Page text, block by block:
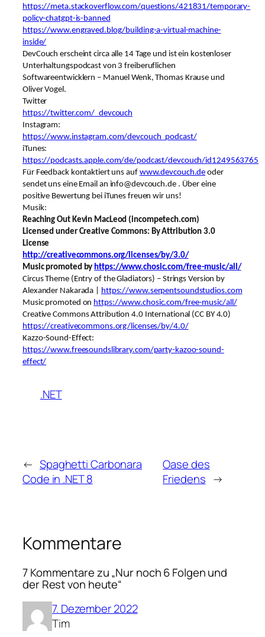
https://meta.stackoverflow.com/questions/421831/temporary-
policy-chatgpt-is-banned
https://www.engraved.blog/building-a-virtual-machine-
inside/
DevCouch erscheint circa alle 14 Tage und ist ein kostenloser
Unterhaltungspodcast von 3 freiberuflichen
Softwareentwicklern – Manuel Wenk, Thomas Krause und
Oliver Vogel.
Twitter
https://twitter.com/_devcouch
Instagram:
https://www.instagram.com/devcouch_podcast/
iTunes:
https://podcasts.apple.com/de/podcast/devcouch/id1249563765
Für Feedback kontaktiert uns auf www.devcouch.de oder
sendet uns eine Email an info@devcouch.de . Über eine
positive Bewertung bei iTunes freuen wir uns!
Musik:
Reaching Out Kevin MacLeod (incompetech.com)
Licensed under Creative Commons: By Attribution 3.0
License
http://creativecommons.org/licenses/by/3.0/
Music promoted by https://www.chosic.com/free-music/all/
Circus Theme (Entry of the Gladiators) – Strings Version by
Alexander Nakarada | https://www.serpentsoundstudios.com
Music promoted on https://www.chosic.com/free-music/all/
Creative Commons Attribution 4.0 International (CC BY 4.0)
https://creativecommons.org/licenses/by/4.0/
Kazzo-Sound-Effect:
https://www.freesoundslibrary.com/party-kazoo-sound-
effect/
.NET
← Spaghetti Carbonara
Code in .NET 8
Oase des
Friedens →
Kommentare
7 Kommentare zu „Nur noch 6 Folgen und
der Rest von heute“
7. Dezember 2022
Tim